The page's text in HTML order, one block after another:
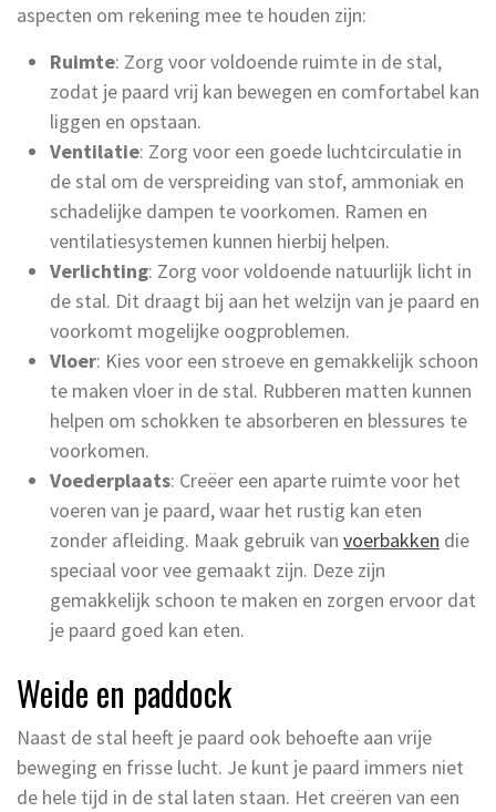
aspecten om rekening mee te houden zijn:
Ruimte: Zorg voor voldoende ruimte in de stal,
zodat je paard vrij kan bewegen en comfortabel kan
liggen en opstaan.
Ventilatie: Zorg voor een goede luchtcirculatie in
de stal om de verspreiding van stof, ammoniak en
schadelijke dampen te voorkomen. Ramen en
ventilatiesystemen kunnen hierbij helpen.
Verlichting: Zorg voor voldoende natuurlijk licht in
de stal. Dit draagt bij aan het welzijn van je paard en
voorkomt mogelijke oogproblemen.
Vloer: Kies voor een stroeve en gemakkelijk schoon
te maken vloer in de stal. Rubberen matten kunnen
helpen om schokken te absorberen en blessures te
voorkomen.
Voederplaats: Creëer een aparte ruimte voor het
voeren van je paard, waar het rustig kan eten
zonder afleiding. Maak gebruik van voerbakken die
speciaal voor vee gemaakt zijn. Deze zijn
gemakkelijk schoon te maken en zorgen ervoor dat
je paard goed kan eten.
Weide en paddock
Naast de stal heeft je paard ook behoefte aan vrije
beweging en frisse lucht. Je kunt je paard immers niet
de hele tijd in de stal laten staan. Het creëren van een